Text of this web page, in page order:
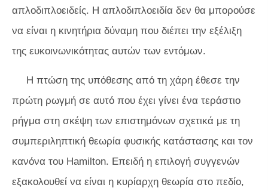
απλοδιπλοειδείς. Η απλοδιπλοειδία δεν θα μπορούσε
να είναι η κινητήρια δύναμη που διέπει την εξέλιξη
της ευκοινωνικότητας αυτών των εντόμων.
Η πτώση της υπόθεσης από τη χάρη έθεσε την
πρώτη ρωγμή σε αυτό που έχει γίνει ένα τεράστιο
ρήγμα στη σκέψη των επιστημόνων σχετικά με τη
συμπεριληπτική θεωρία φυσικής κατάστασης και τον
κανόνα του Hamilton. Επειδή η επιλογή συγγενών
εξακολουθεί να είναι η κυρίαρχη θεωρία στο πεδίο,